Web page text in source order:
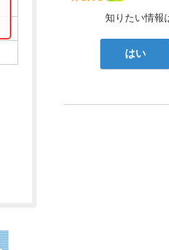
知りたい情報
はい